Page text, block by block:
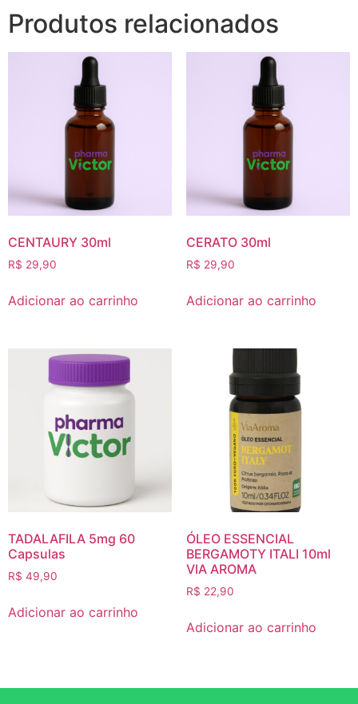
Produtos relacionados
CENTAURY 30ml
R$ 29,90
Adicionar ao carrinho
CERATO 30ml
R$ 29,90
Adicionar ao carrinho
TADALAFILA 5mg 60
Capsulas
R$ 49,90
Adicionar ao carrinho
ÓLEO ESSENCIAL
BERGAMOTY ITALI 10ml
VIA AROMA
R$ 22,90
Adicionar ao carrinho